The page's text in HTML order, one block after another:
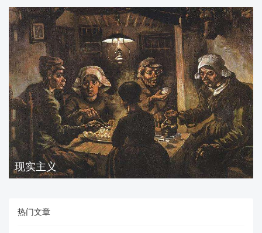
现实主义
热门文章